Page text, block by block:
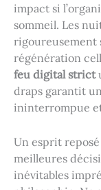
impact si
sommeil. Les
rigoureusement
régénération
feu digital strict
draps garantit
ininterrompue
Un esprit
meilleures
inévitables